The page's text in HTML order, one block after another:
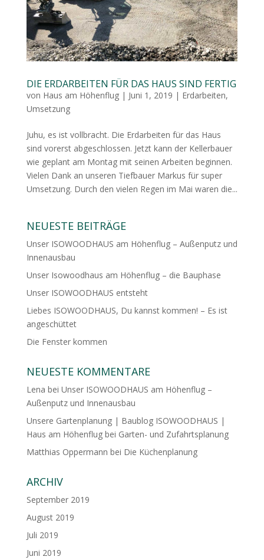
DIE ERDARBEITEN FÜR DAS HAUS SIND FERTIG
von Haus am Höhenflug| Juni 1, 2019 | Erdarbeiten,
Umsetzung
Juhu, es ist vollbracht. Die Erdarbeiten für das Haus
sind vorerst abgeschlossen. Jetzt kann der Kellerbauer
wie geplant am Montag mit seinen Arbeiten beginnen.
Vielen Dank an unseren Tiefbauer Markus für super
Umsetzung. Durch den vielen Regen im Mai waren die...
NEUESTE BEITRÄGE
Unser ISOWOODHAUS am Höhenflug – Außenputz und
Innenausbau
Unser Isowoodhaus am Höhenflug – die Bauphase
Unser ISOWOODHAUS entsteht
Liebes ISOWOODHAUS, Du kannst kommen! – Es ist
angeschüttet
Die Fenster kommen
NEUESTE KOMMENTARE
Lena bei Unser ISOWOODHAUS am Höhenflug –
Außenputz und Innenausbau
Unsere Gartenplanung | Baublog ISOWOODHAUS |
Haus am Höhenflugbei Garten- und Zufahrtsplanung
Matthias Oppermann bei Die Küchenplanung
ARCHIV
September 2019
August 2019
Juli 2019
Juni 2019